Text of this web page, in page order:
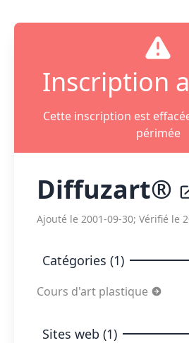
Inscription
Cette inscription est
périmée
Diffuzart®
Ajouté le 2001-09-30; Vérifié le
Catégories (1)
Cours d'art plastique
Sites web (1)